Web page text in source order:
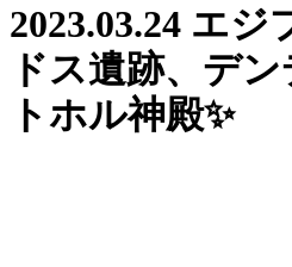
2023.03.24 エジ
ドス遺跡、デ
トホル神殿✨